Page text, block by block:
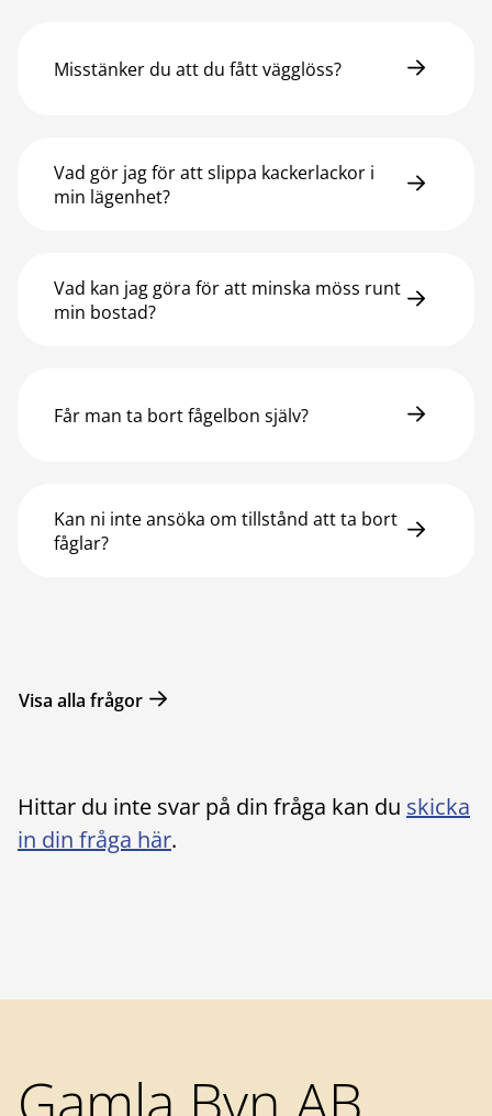
Misstänker du att du fått vägglöss?
Vad gör jag för att slippa kackerlackor i
min lägenhet?
Vad kan jag göra för att minska möss runt
min bostad?
Får man ta bort fågelbon själv?
Kan ni inte ansöka om tillstånd att ta bort
fåglar?
Visa alla frågor
Hittar du inte svar på din fråga kan du skicka
in din fråga här.